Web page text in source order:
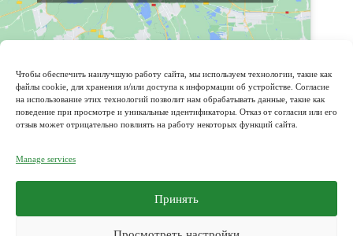
Чтобы обеспечить наилучшую работу сайта, мы используем технологии, такие как
файлы cookie, для хранения и/или доступа к информации об устройстве. Согласие
на использование этих технологий позволит нам обрабатывать данные, такие как
поведение при просмотре и уникальные идентификаторы. Отказ от согласия или его
отзыв может отрицательно повлиять на работу некоторых функций сайта.
Manage services
Принять
powered by Advanced iFrame
Адрес:
Телефон:
+373 67 185518
+373 67 184418